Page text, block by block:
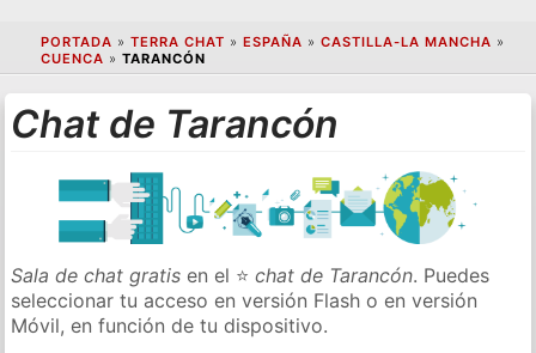
PORTADA » TERRA CHAT » ESPAÑA » CASTILLA-LA MANCHA »
CUENCA » TARANCÓN
Chat de Tarancón
Sala de chat gratis en el ⭐chat de Tarancón. Puedes
seleccionar tu acceso en versión Flash o en versión
Móvil, en función de tu dispositivo.